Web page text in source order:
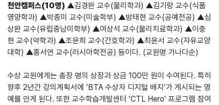
천안캠퍼스(10명) ▲김경완 교수(물리학과) ▲김기랑 교수(식품
영양학과) ▲박종미 교수(미술학부) ▲방태현 교수(공예전공) ▲심
상완 교수(유럽중남미학부) ▲여상석 교수(물리치료학과) ▲이충
현 교수(약학과) ▲조윤희 교수(간호학과) ▲최윤서 교수(자유교양
대학) ▲홍서연 교수(러시아학전공) 등이다. (교원명 가나다순)
수상 교원에게는 총장 명의 상장과 상금 100만 원이 수여된다. 특히
향후 2년간 강의계획서에 ‘BTA 수상자 디지털 배지’가 게시되는 영
예를 안게 된다. 또한 교수학습개발센터 ‘CTL Hero’ 프로그램 참여